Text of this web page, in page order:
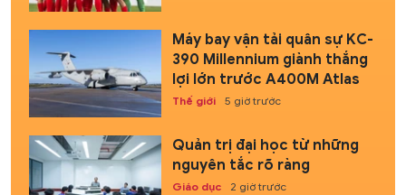
Máy bay vận tải quân sự KC-
390 Millennium giành thắng
lợi lớn trước A400M Atlas
Thế giới 5 giờ trước
Quản trị đại học từ những
nguyên tắc rõ ràng
Giáo dục 2 giờ trước